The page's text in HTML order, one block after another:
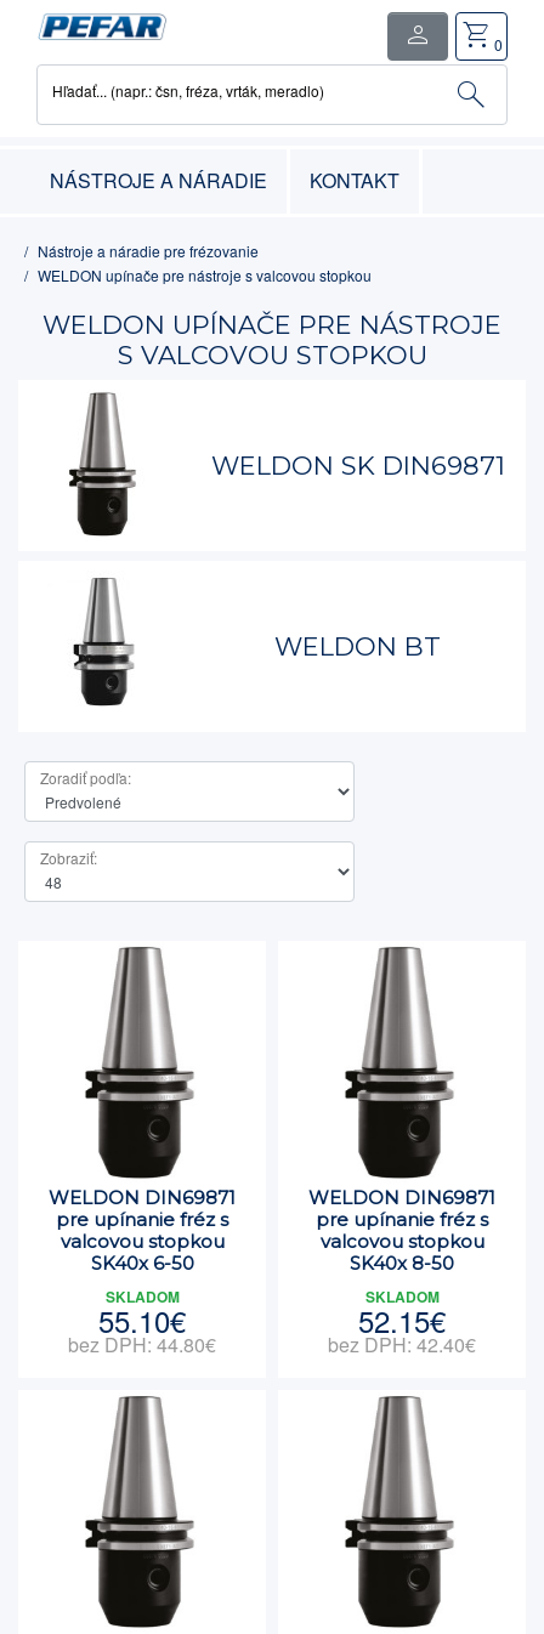
search
Hľadať... (napr.: čsn, fréza, vrták, meradlo)
shopping_cart 0
person
NÁSTROJE A NÁRADIE KONTAKT
close
položka
0.00€
Nástroje a náradie pre frézovanie
WELDON upínače pre nástroje s valcovou stopkou
WELDON UPÍNAČE PRE NÁSTROJE
S VALCOVOU STOPKOU
WELDON SK DIN69871
WELDON BT
Zoradiť podľa:
Zobraziť:
WELDON DIN69871
pre upínanie fréz s
valcovou stopkou
SK40x 6-50
SKLADOM
55.10€
bez DPH: 44.80€
WELDON DIN69871
pre upínanie fréz s
valcovou stopkou
SK40x 8-50
SKLADOM
52.15€
bez DPH: 42.40€